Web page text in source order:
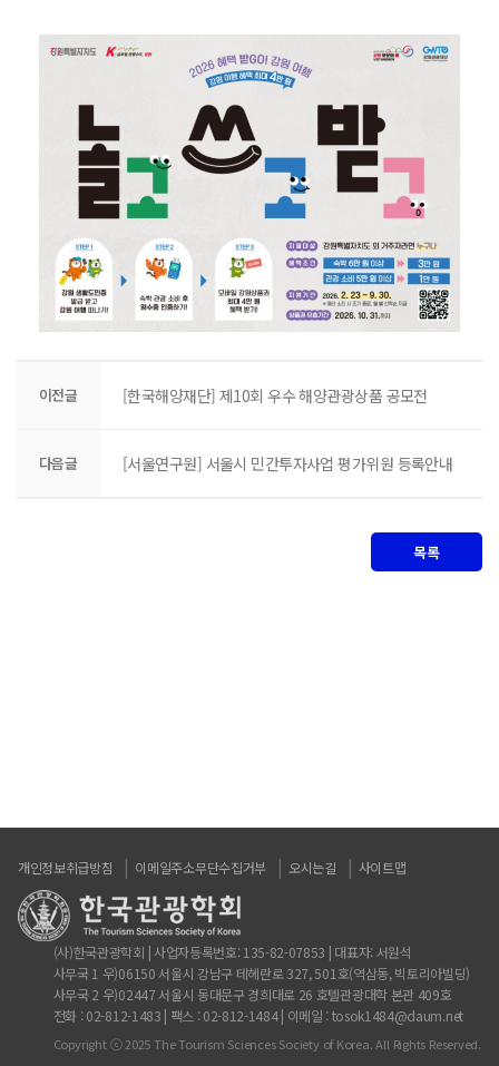
이전글 [한국해양재단] 제10회 우수 해양관광상품 공모전
다음글 [서울연구원] 서울시 민간투자사업 평가위원 등록안내
목록
개인정보취급방침 이메일주소무단수집거부 오시는길 사이트맵
(사)한국관광학회 | 사업자등록번호: 135-82-07853 | 대표자: 서원석
사무국 1 우)06150 서울시 강남구 테헤란로 327, 501호(역삼동, 빅토리아빌딩)
사무국 2 우)02447 서울시 동대문구 경희대로 26 호텔관광대학 본관 409호
전화 : 02-812-1483 | 팩스 : 02-812-1484 | 이메일 : tosok1484@daum.net
Copyright ⓒ 2025 The Tourism Sciences Society of Korea. All Rights Reserved.